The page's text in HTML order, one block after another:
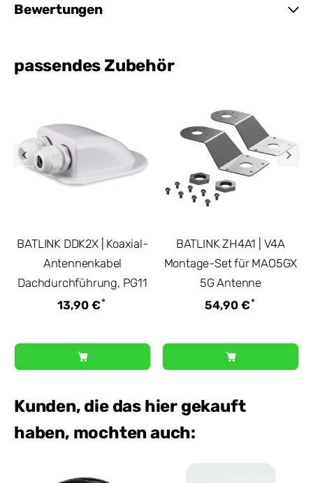
Bewertungen
passendes Zubehör
BATLINK DDK2X | Koaxial-
Antennenkabel
Dachdurchführung, PG11
13,90 €*
BATLINK ZH4A1 | V4A
Montage-Set für MAO5GX
5G Antenne
54,90 €*
Kunden, die das hier gekauft
haben, mochten auch: